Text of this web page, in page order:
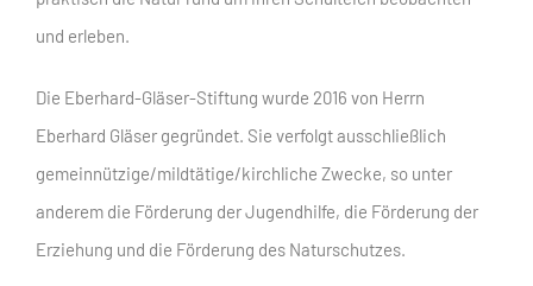
und erleben.
Die Eberhard-Gläser-Stiftung wurde 2016 von Herrn
Eberhard Gläser gegründet. Sie verfolgt ausschließlich
gemeinnützige/mildtätige/kirchliche Zwecke, so unter
anderem die Förderung der Jugendhilfe, die Förderung der
Erziehung und die Förderung des Naturschutzes.